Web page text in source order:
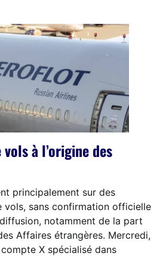
à l’origine des
principalement sur des
vols, sans confirmation officielle
notamment de la part
Affaires étrangères. Mercredi,
X spécialisé dans